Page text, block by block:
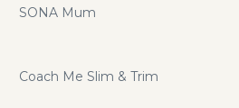
SONA Mum
Coach Me Slim & Trim